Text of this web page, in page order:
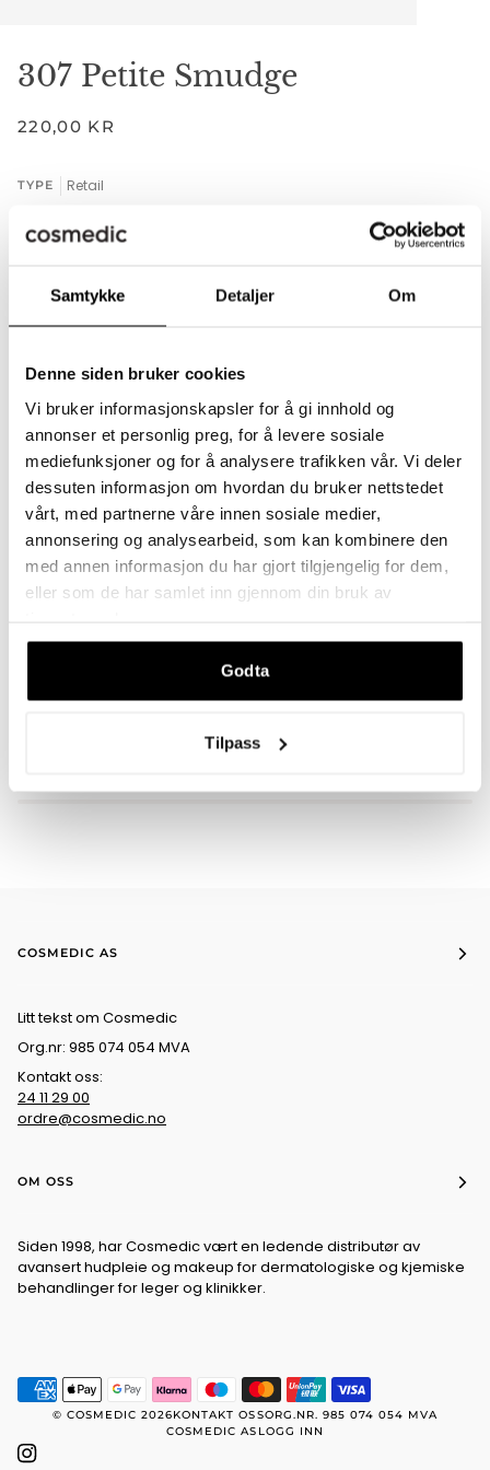
Samtykke Detaljer Om
Denne siden bruker cookies
Vi bruker informasjonskapsler for å gi innhold og
annonser et personlig preg, for å levere sosiale
mediefunksjoner og for å analysere trafikken vår. Vi deler
dessuten informasjon om hvordan du bruker nettstedet
vårt, med partnerne våre innen sosiale medier,
annonsering og analysearbeid, som kan kombinere den
med annen informasjon du har gjort tilgjengelig for dem,
eller som de har samlet inn gjennom din bruk av
Godta
Tilpass
307 Petite Smudge
220,00 KR
TYPE Retail
RETAIL
+
Legger til i handlekurven
Lagt til i handlekurven
UTSOLGT 220,00 KR
BESKRIVELSE
COSMEDIC AS
Litt tekst om Cosmedic
Org.nr: 985 074 054 MVA
Kontakt oss:
24 11 29 00
ordre@cosmedic.no
OM OSS
Siden 1998, har Cosmedic vært en ledende distributør av
avansert hudpleie og makeup for dermatologiske og kjemiske
behandlinger for leger og klinikker.
© COSMEDIC 2026KONTAKT OSSORG.NR. 985 074 054 MVA
COSMEDIC AS LOGG INN